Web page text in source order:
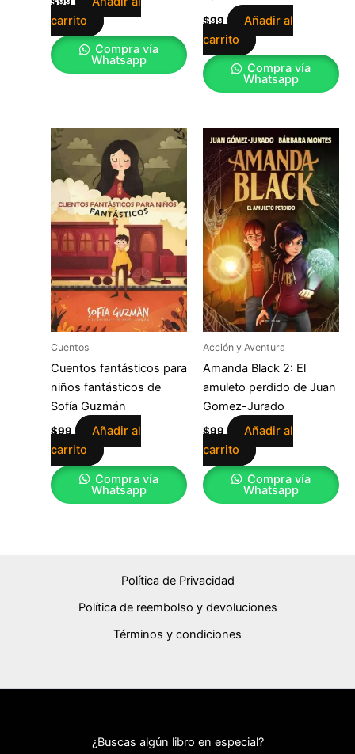
carrito
Compra vía
Whatsapp
$99
Añadir al
carrito
Compra vía
Whatsapp
Cuentos
Cuentos fantásticos para
niños fantásticos de
Sofía Guzmán
$99
Añadir al
carrito
Compra vía
Whatsapp
Acción y Aventura
Amanda Black 2: El
amuleto perdido de Juan
Gomez-Jurado
$99
Añadir al
carrito
Compra vía
Whatsapp
Política de Privacidad
Política de reembolso y devoluciones
Términos y condiciones
¿Buscas algún libro en especial?